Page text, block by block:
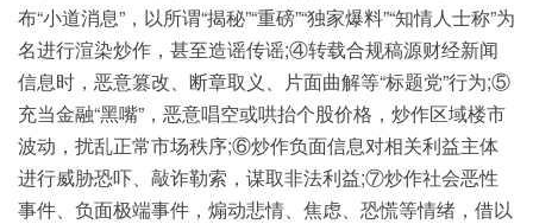
布“小道消息”，以所谓“揭秘”“重磅”“独家爆料”“知情人士称”为
名进行渲染炒作，甚至造谣传谣;④转载合规稿源财经新闻
信息时，恶意篡改、断章取义、片面曲解等“标题党”行为;⑤
充当金融“黑嘴”，恶意唱空或哄抬个股价格，炒作区域楼市
波动，扰乱正常市场秩序;⑥炒作负面信息对相关利益主体
进行威胁恐吓、敲诈勒索，谋取非法利益;⑦炒作社会恶性
事件、负面极端事件，煽动悲情、焦虑、恐慌等情绪，借以